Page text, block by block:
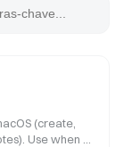
(create,
Use when a